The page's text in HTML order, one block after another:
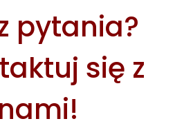
pytania?
się z
nami!